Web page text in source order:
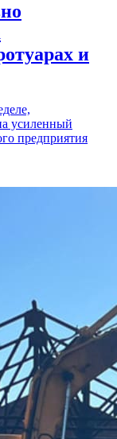
и
усиленный
предприятия